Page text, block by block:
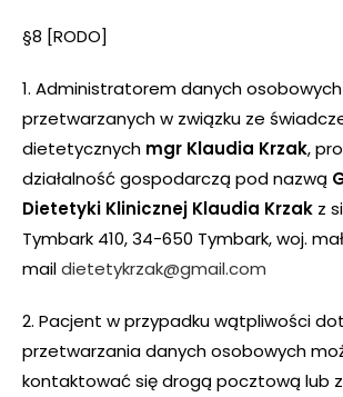
§8 [RODO]
1. Administratorem danych
przetwarzanych w związku ze
dietetycznych mgr Klaudia Krzak,
działalność gospodarczą pod nazwą
Dietetyki Klinicznej Klaudia Krzak z
Tymbark 410, 34-650 Tymbark, woj.
maildietetykrzak@gmail.com
2. Pacjent w przypadku wątpliwości
przetwarzania danych osobowych
kontaktować się drogą pocztową lub